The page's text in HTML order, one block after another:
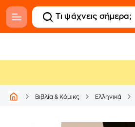
Βιβλία & Κόμικς Ελληνικά